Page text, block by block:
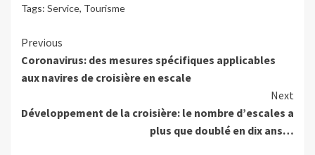
Tags: Service, Tourisme
Continue
Reading
Previous
Coronavirus: des mesures spécifiques applicables
aux navires de croisière en escale
Next
Développement de la croisière: le nombre d’escales a
plus que doublé en dix ans…